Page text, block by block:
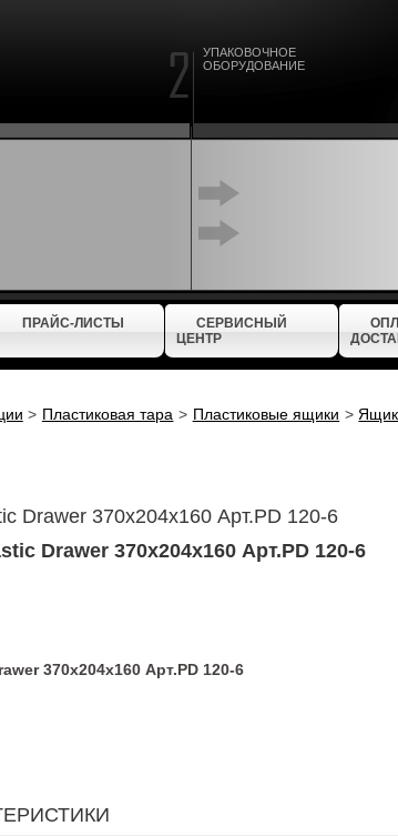
УПАКОВОЧНОЕ
ОБОРУДОВАНИЕ
ПРАЙС-ЛИСТЫ
СЕРВИСНЫЙ
ЦЕНТР
> Пластиковая тара > Пластиковые ящики >
Drawer 370x204x160 Арт.PD 120-6
Drawer 370x204x160 Арт.PD 120-6
370х204х160 Арт.PD 120-6